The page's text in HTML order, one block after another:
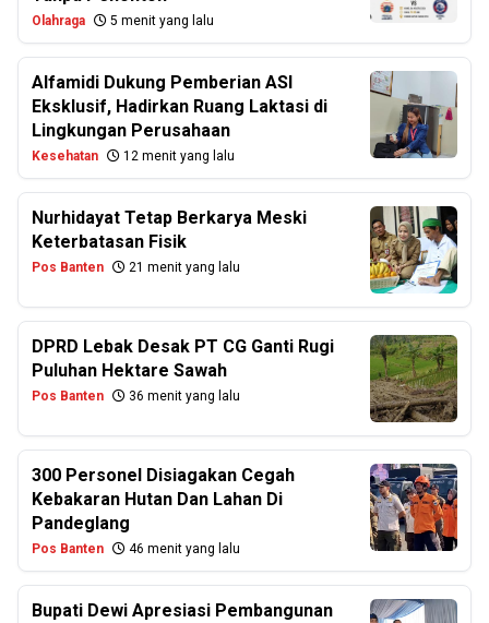
Olahraga 5 menit yang lalu
Alfamidi Dukung Pemberian ASI
Eksklusif, Hadirkan Ruang Laktasi di
Lingkungan Perusahaan
Kesehatan 12 menit yang lalu
Nurhidayat Tetap Berkarya Meski
Keterbatasan Fisik
Pos Banten 21 menit yang lalu
DPRD Lebak Desak PT CG Ganti Rugi
Puluhan Hektare Sawah
Pos Banten 36 menit yang lalu
300 Personel Disiagakan Cegah
Kebakaran Hutan Dan Lahan Di
Pandeglang
Pos Banten 46 menit yang lalu
Bupati Dewi Apresiasi Pembangunan